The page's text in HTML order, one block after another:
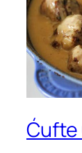
Ćufte